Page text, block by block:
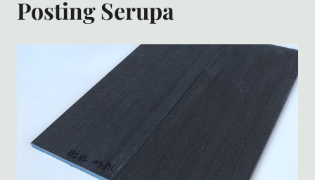
Posting Serupa